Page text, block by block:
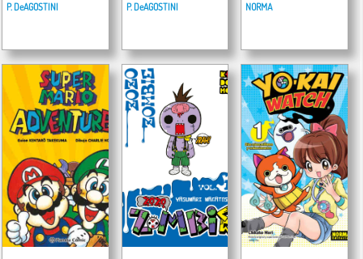
vol. 1
P. DeAGOSTINI P. DeAGOSTINI NORMA